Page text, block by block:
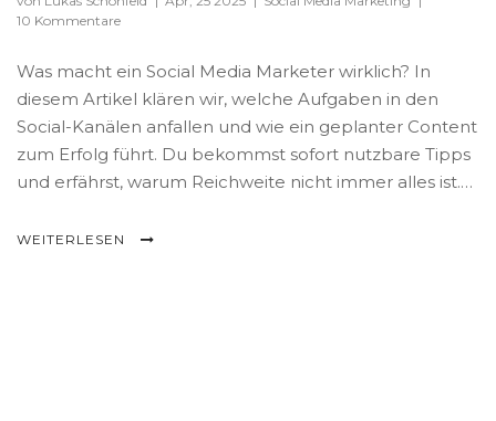
10 Kommentare
Was macht ein Social Media Marketer wirklich? In
diesem Artikel klären wir, welche Aufgaben in den
Social-Kanälen anfallen und wie ein geplanter Content
zum Erfolg führt. Du bekommst sofort nutzbare Tipps
und erfährst, warum Reichweite nicht immer alles ist.
verständlich erklärt.
WEITERLESEN